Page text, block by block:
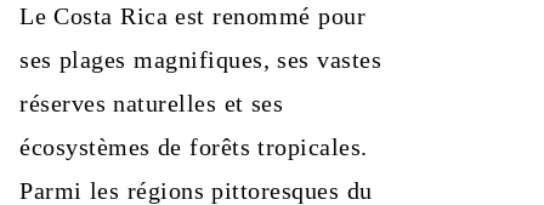
Le Costa Rica est renommé pour
ses plages magnifiques, ses vastes
réserves naturelles et ses
écosystèmes de forêts tropicales.
Parmi les régions pittoresques du